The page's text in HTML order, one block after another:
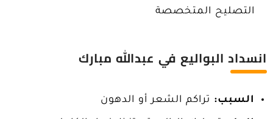
التصليح المتخصصة
انسداد البواليع في عبدالله مبارك
السبب: تراكم الشعر أو الدهون